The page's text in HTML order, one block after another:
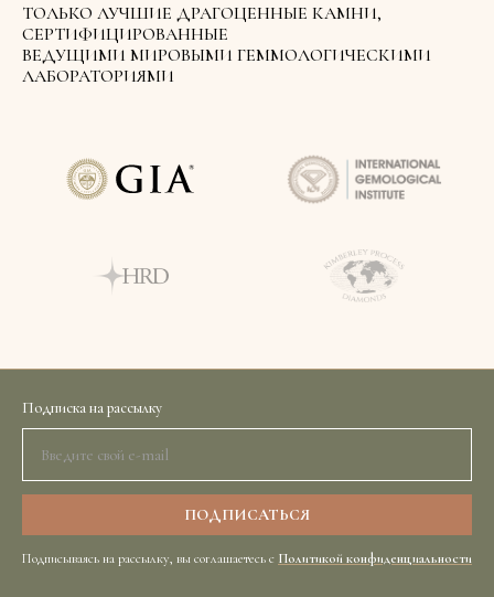
ТОЛЬКО ЛУЧШИЕ ДРАГОЦЕННЫЕ КАМНИ,
СЕРТИФИЦИРОВАННЫЕ
ВЕДУЩИМИ МИРОВЫМИ ГЕММОЛОГИЧЕСКИМИ
ЛАБОРАТОРИЯМИ
Подписка на рассылку
Подписываясь на рассылку, вы соглашаетесь с Политикой конфиденциальности